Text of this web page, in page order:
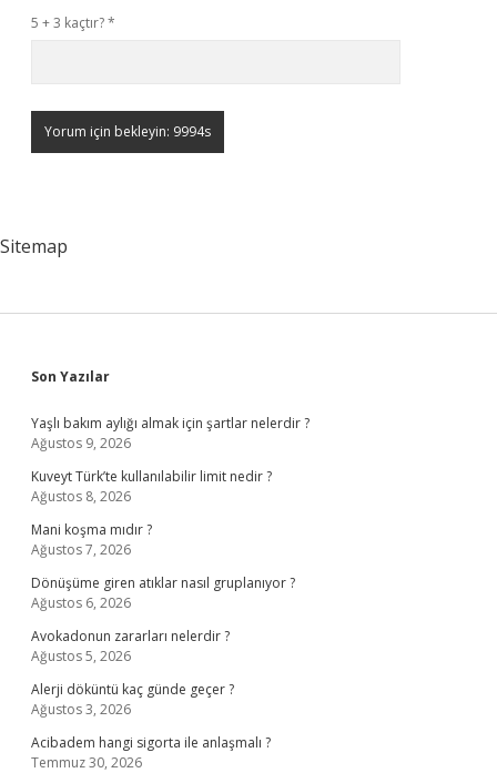
5 + 3 kaçtır?*
Sitemap
Sidebar
Son Yazılar
Yaşlı bakım aylığı almak için şartlar nelerdir ?
Ağustos 9, 2026
Kuveyt Türk’te kullanılabilir limit nedir ?
Ağustos 8, 2026
Mani koşma mıdır ?
Ağustos 7, 2026
Dönüşüme giren atıklar nasıl gruplanıyor ?
Ağustos 6, 2026
Avokadonun zararları nelerdir ?
Ağustos 5, 2026
Alerji döküntü kaç günde geçer ?
Ağustos 3, 2026
Acibadem hangi sigorta ile anlaşmalı ?
Temmuz 30, 2026